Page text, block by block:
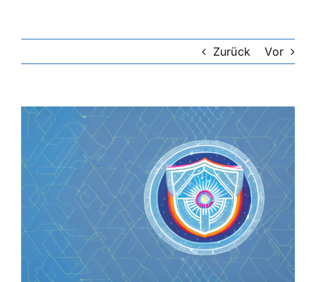
Hundekrankenversicherung
Berufsunfähigkeitsversicherung
Weitere Tarifvergleiche
Hilfe und Kontakt
Zurück Vor
Zeige
grösseres
Bild